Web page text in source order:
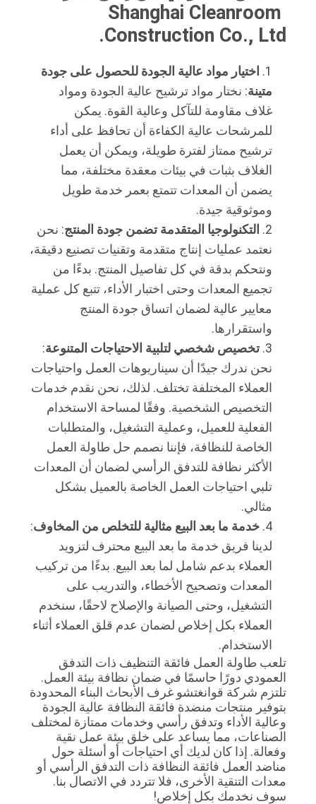
Shanghai Cleanroom
Construction Co., Ltd.
اختيار مواد عالية الجودة للحصول على جودة
متينة: نختار مواد ترشيح عالية الجودة ومواد
غلاف مقاومة للتآكل وعالية القوة. يمكن
للمرشحات عالية الكفاءة أن تحافظ على أداء
ترشيح ممتاز لفترة طويلة، ويمكن أن يعمل
الغلاف بثبات في بيئات معقدة مختلفة، مما
يضمن أن المعدات تتمتع بعمر خدمة طويل
وموثوقية جيدة.
التكنولوجيا المتقدمة تضمن جودة المنتج: نحن
نعتمد عمليات إنتاج متقدمة وتقنيات تصنيع دقيقة،
ونتحكم بدقة في كل تفاصيل المنتج. بدءًا من
تجميع المعدات وحتى اختبار الأداء، تتبع كل عملية
معايير عالية لضمان اتساق جودة المنتج
واستقرارها.
تخصيص شخصي لتلبية الاحتياجات المتنوعة:
نحن ندرك جيدًا أن سيناريوهات العمل واحتياجات
العملاء المختلفة تختلف. لذلك، نحن نقدم خدمات
التخصيص الشخصية. وفقًا لمساحة الاستخدام
الفعلية للعميل، وعملية التشغيل، والمتطلبات
الخاصة للنظافة، فإننا نصمم حل طاولة العمل
الأكثر نظافة للتدفق الرأسي لضمان أن المعدات
تلبي احتياجات العمل الخاصة بالعميل بشكل
مثالي.
خدمة ما بعد البيع مثالية للتخلص من المخاوف:
لدينا فريق خدمة ما بعد البيع محترف لتزويد
العملاء بدعم شامل لما بعد البيع. بدءًا من تركيب
المعدات وتصحيح الأخطاء، والتدريب على
التشغيل، وحتى الصيانة والإصلاح لاحقًا، سنخدم
العملاء بكل إخلاص لضمان عدم قلق العملاء أثناء
الاستخدام.
سوف نخدمك بكل إخلاص!